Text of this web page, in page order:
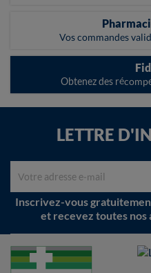
Vos commandes
Obtenez des
LETTRE
Inscrivez-vous
et recevez toutes nos